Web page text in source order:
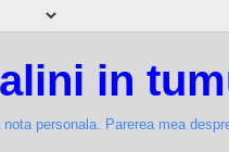
in
personala. Parerea mea